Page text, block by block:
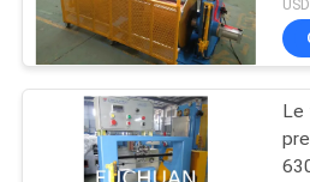
QUALITÉ
CONTACTEZ-
NOUS
Fil liant la
Le